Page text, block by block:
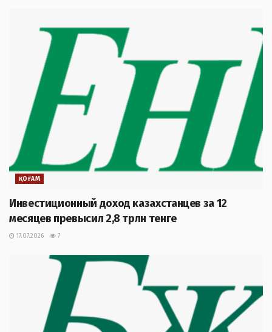
ҚОҒАМ
Инвестиционный доход казахстанцев за 12
месяцев превысил 2,8 трлн тенге
17.07.2026 7